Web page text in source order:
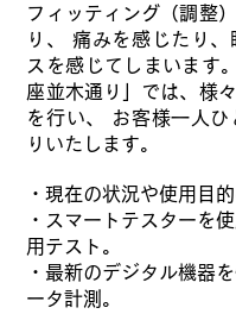
フィッティング（調整
り、 痛みを感じたり
スを感じてしまいます。
座並木通り」では、様
を行い、 お客様一人
りいたします。
・現在の状況や使用目
・スマートテスターを
用テスト。
・最新のデジタル機器
ータ計測。